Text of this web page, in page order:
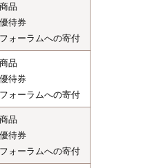
品
待券
ォーラムへの寄付
品
待券
ォーラムへの寄付
品
待券
ォーラムへの寄付